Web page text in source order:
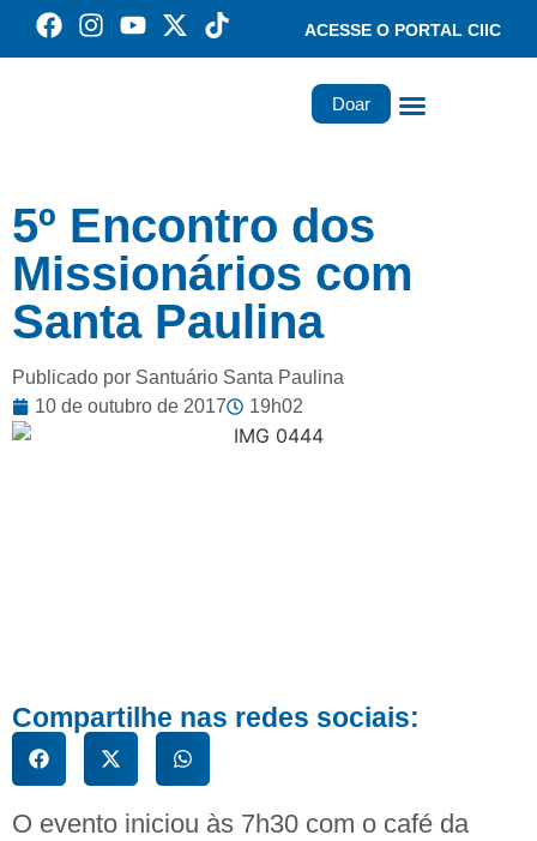
ACESSE O PORTAL CIIC
Doar
5º Encontro dos
Missionários com
Santa Paulina
Publicado por Santuário Santa Paulina
10 de outubro de 2017
19h02
Compartilhe nas redes sociais:
O evento iniciou às 7h30 com o café da